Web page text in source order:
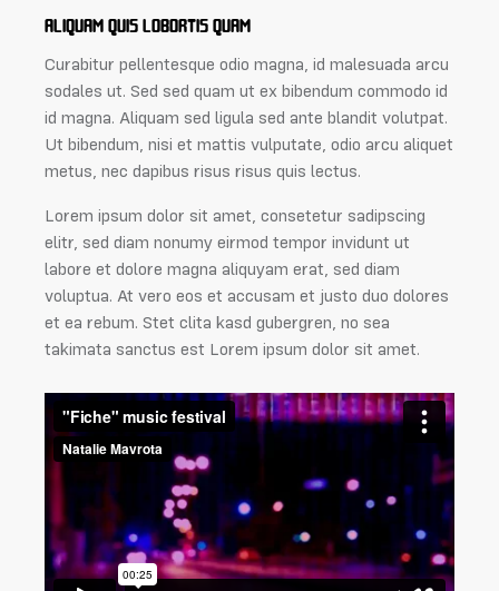
ALIQUAM QUIS LOBORTIS QUAM
Curabitur pellentesque odio magna, id malesuada arcu
sodales ut. Sed sed quam ut ex bibendum commodo id
id magna. Aliquam sed ligula sed ante blandit volutpat.
Ut bibendum, nisi et mattis vulputate, odio arcu aliquet
metus, nec dapibus risus risus quis lectus.
Lorem ipsum dolor sit amet, consetetur sadipscing
elitr, sed diam nonumy eirmod tempor invidunt ut
labore et dolore magna aliquyam erat, sed diam
voluptua. At vero eos et accusam et justo duo dolores
et ea rebum. Stet clita kasd gubergren, no sea
takimata sanctus est Lorem ipsum dolor sit amet.